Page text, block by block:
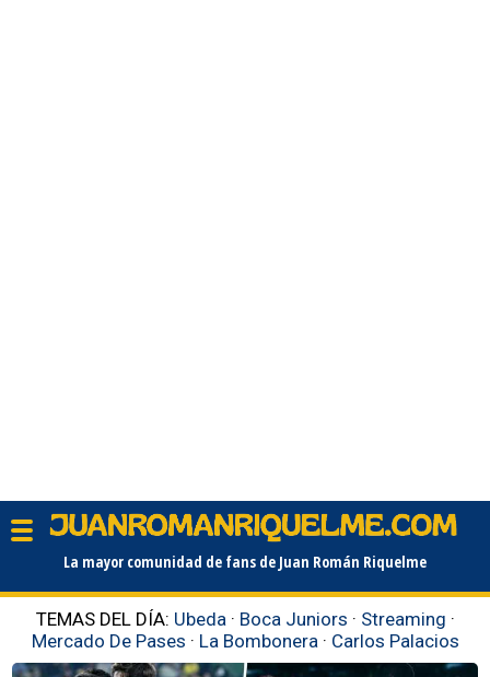
La mayor comunidad de fans de Juan Román Riquelme
TEMAS DEL DÍA: Ubeda · Boca Juniors · Streaming ·
Mercado De Pases · La Bombonera · Carlos Palacios